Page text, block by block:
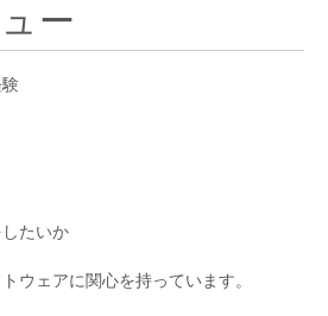
ー
たいか
ウェアに関心を持っています。